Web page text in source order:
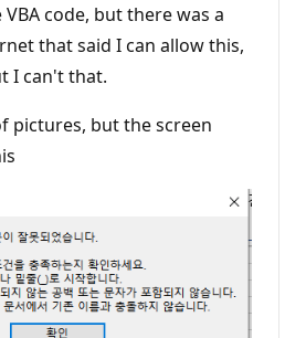
code, but there was a
that said I can allow this,
I can't that.
pictures, but the screen